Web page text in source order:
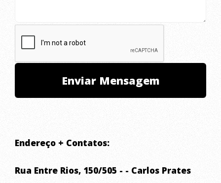
Endereço + Contatos:
Rua Entre Rios, 150/505 - - Carlos Prates